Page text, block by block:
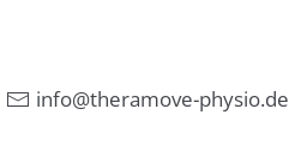
info@theramove-physio.de